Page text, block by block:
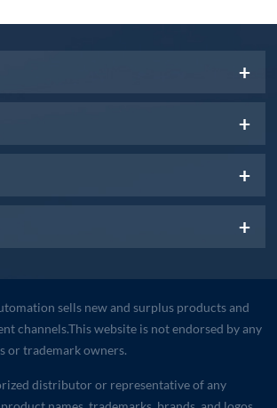
sells new and surplus products and
channels.This website is not endorsed by any
or trademark owners.
distributor or representative of any